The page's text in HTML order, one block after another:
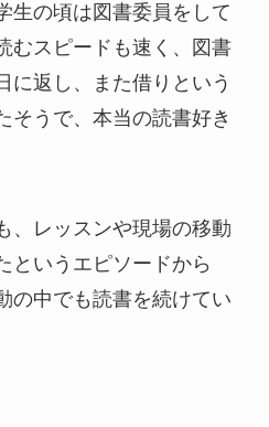
生の頃は図書委員をして
むスピードも速く、図書
に返し、また借りという
そうで、本当の読書好き
、レッスンや現場の移動
というエピソードから
の中でも読書を続けてい